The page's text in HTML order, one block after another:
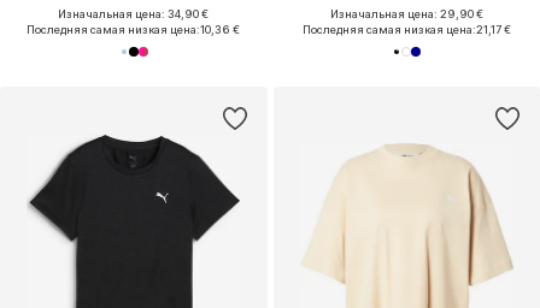
Изначальная цена: 34,90 €
Последняя самая низкая цена:10,36 €
Изначальная цена: 29,90 €
Последняя самая низкая цена:21,17 €